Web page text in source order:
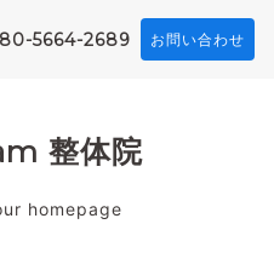
5664-2689 お問い合わせ
整体院
homepage